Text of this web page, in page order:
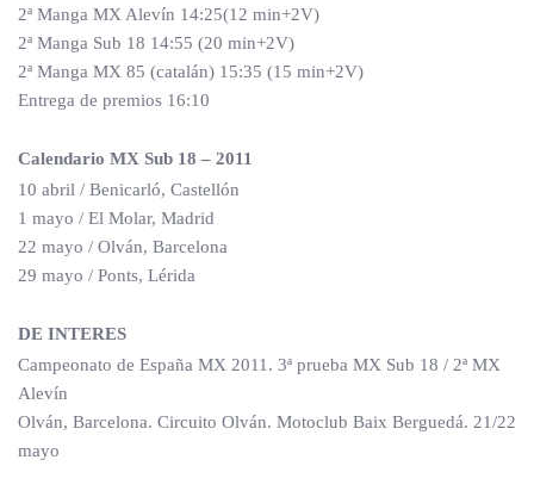
2ª Manga MX Alevín 14:25(12 min+2V)
2ª Manga Sub 18 14:55 (20 min+2V)
2ª Manga MX 85 (catalán) 15:35 (15 min+2V)
Entrega de premios 16:10
Calendario MX Sub 18 – 2011
10 abril / Benicarló, Castellón
1 mayo / El Molar, Madrid
22 mayo / Olván, Barcelona
29 mayo / Ponts, Lérida
DE INTERES
Campeonato de España MX 2011. 3ª prueba MX Sub 18 / 2ª MX
Alevín
Olván, Barcelona. Circuito Olván. Motoclub Baix Berguedá. 21/22
mayo